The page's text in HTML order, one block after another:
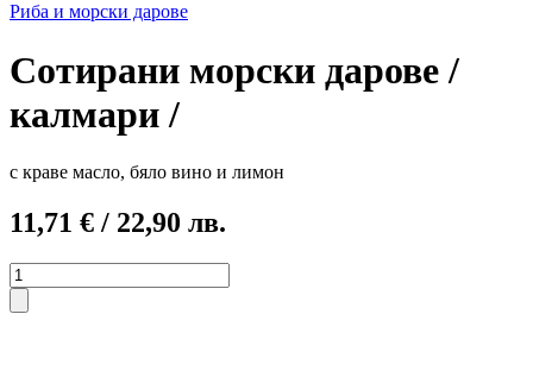
Риба и морски дарове
Сотирани морски дарове /
калмари /
с краве масло, бяло вино и лимон
11,71 € / 22,90 лв.
количество
за
Сотирани